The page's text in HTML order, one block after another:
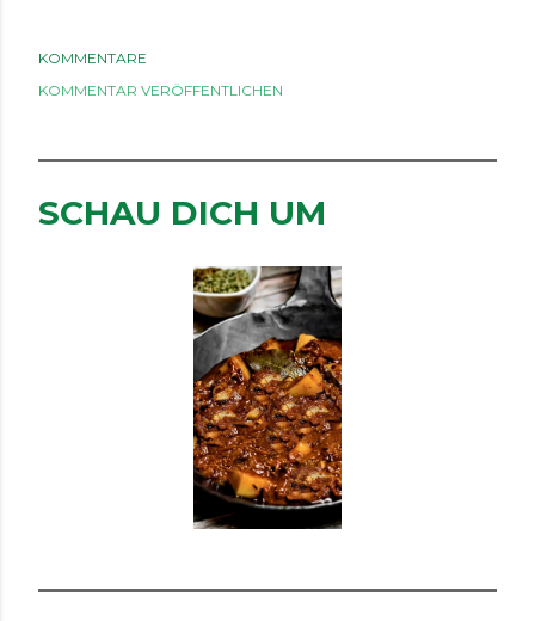
KOMMENTARE
KOMMENTAR VERÖFFENTLICHEN
SCHAU DICH UM